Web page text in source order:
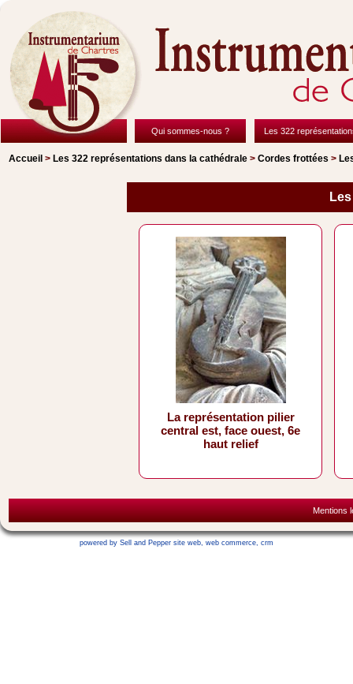
Qui sommes-nous ? Les 322
Accueil > Les 322 représentations dans la cathédrale > Cordes frottées >
La représentation pilier
central est, face ouest, 6e
haut relief
Mentions
powered by Sell and Pepper site web, web commerce, crm